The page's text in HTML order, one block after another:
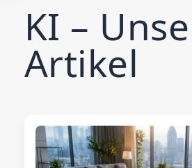
KI –
Artikel